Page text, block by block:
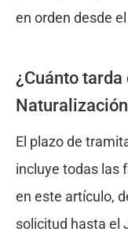
en orden desde
¿Cuánto
El plazo de
incluye todas las
en este artículo,
solicitud hasta el